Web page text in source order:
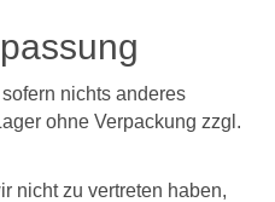
nichts anderes
ohne Verpackung zzgl.
nicht zu vertreten haben,